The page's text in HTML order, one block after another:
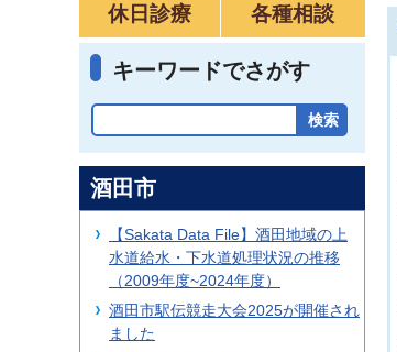
休日診療
各種相談
キーワードでさがす
酒田市
【Sakata Data File】酒田地域の上
水道給水・下水道処理状況の推移
（2009年度~2024年度）
酒田市駅伝競走大会2025が開催され
ました